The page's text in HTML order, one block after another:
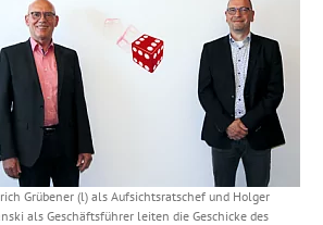
Grübener (l) als Aufsichtsratschef und Holger
als Geschäftsführer leiten die Geschicke des